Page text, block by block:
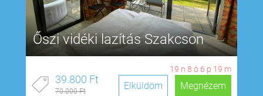
Őszi vidéki lazítás Szakcson
19 n 8 ó 6 p 18 m
39.800 Ft
70.000 Ft Megnézem
Elküldöm